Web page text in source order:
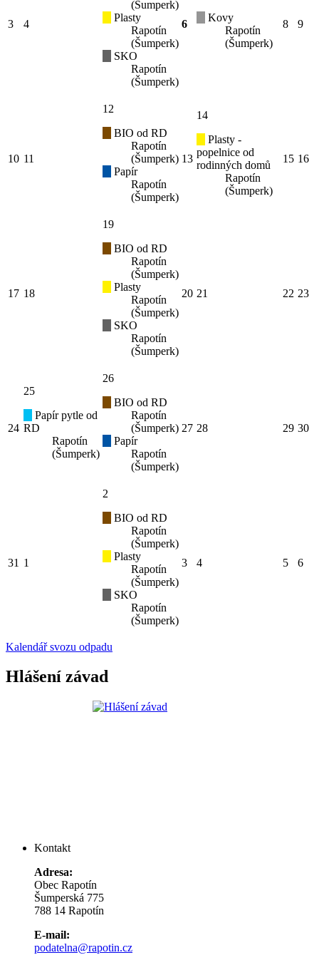
3 4
(Šumperk)
Plasty
Rapotín
(Šumperk)
SKO
Rapotín
(Šumperk)
6
Kovy
Rapotín
(Šumperk)
8 9
10 11
12
BIO od RD
Rapotín
(Šumperk)
Papír
Rapotín
(Šumperk)
13
14
Plasty -
popelnice od
rodinných domů
Rapotín
(Šumperk)
15 16
17 18
19
BIO od RD
Rapotín
(Šumperk)
Plasty
Rapotín
(Šumperk)
SKO
Rapotín
(Šumperk)
20 21 22 23
24
25
Papír pytle od
RD
Rapotín
(Šumperk)
26
BIO od RD
Rapotín
(Šumperk)
Papír
Rapotín
(Šumperk)
27 28 29 30
31 1
2
BIO od RD
Rapotín
(Šumperk)
Plasty
Rapotín
(Šumperk)
SKO
Rapotín
(Šumperk)
3 4 5 6
Kalendář svozu odpadu
Hlášení závad
Kontakt
Adresa:
Obec Rapotín
Šumperská 775
788 14 Rapotín
E-mail:
podatelna@rapotin.cz